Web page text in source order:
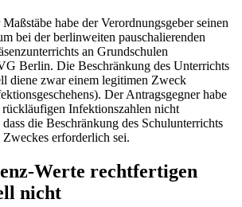
habe der Verordnungsgeber seinen
bei der berlinweiten pauschalierenden
an Grundschulen
Berlin. Die Beschränkung des Unterrichts
diene zwar einem legitimen Zweck
Der Antragsgegner habe
rückläufigen Infektionszahlen nicht
die Beschränkung des Schulunterrichts
erforderlich sei.
Werte rechtfertigen
nicht